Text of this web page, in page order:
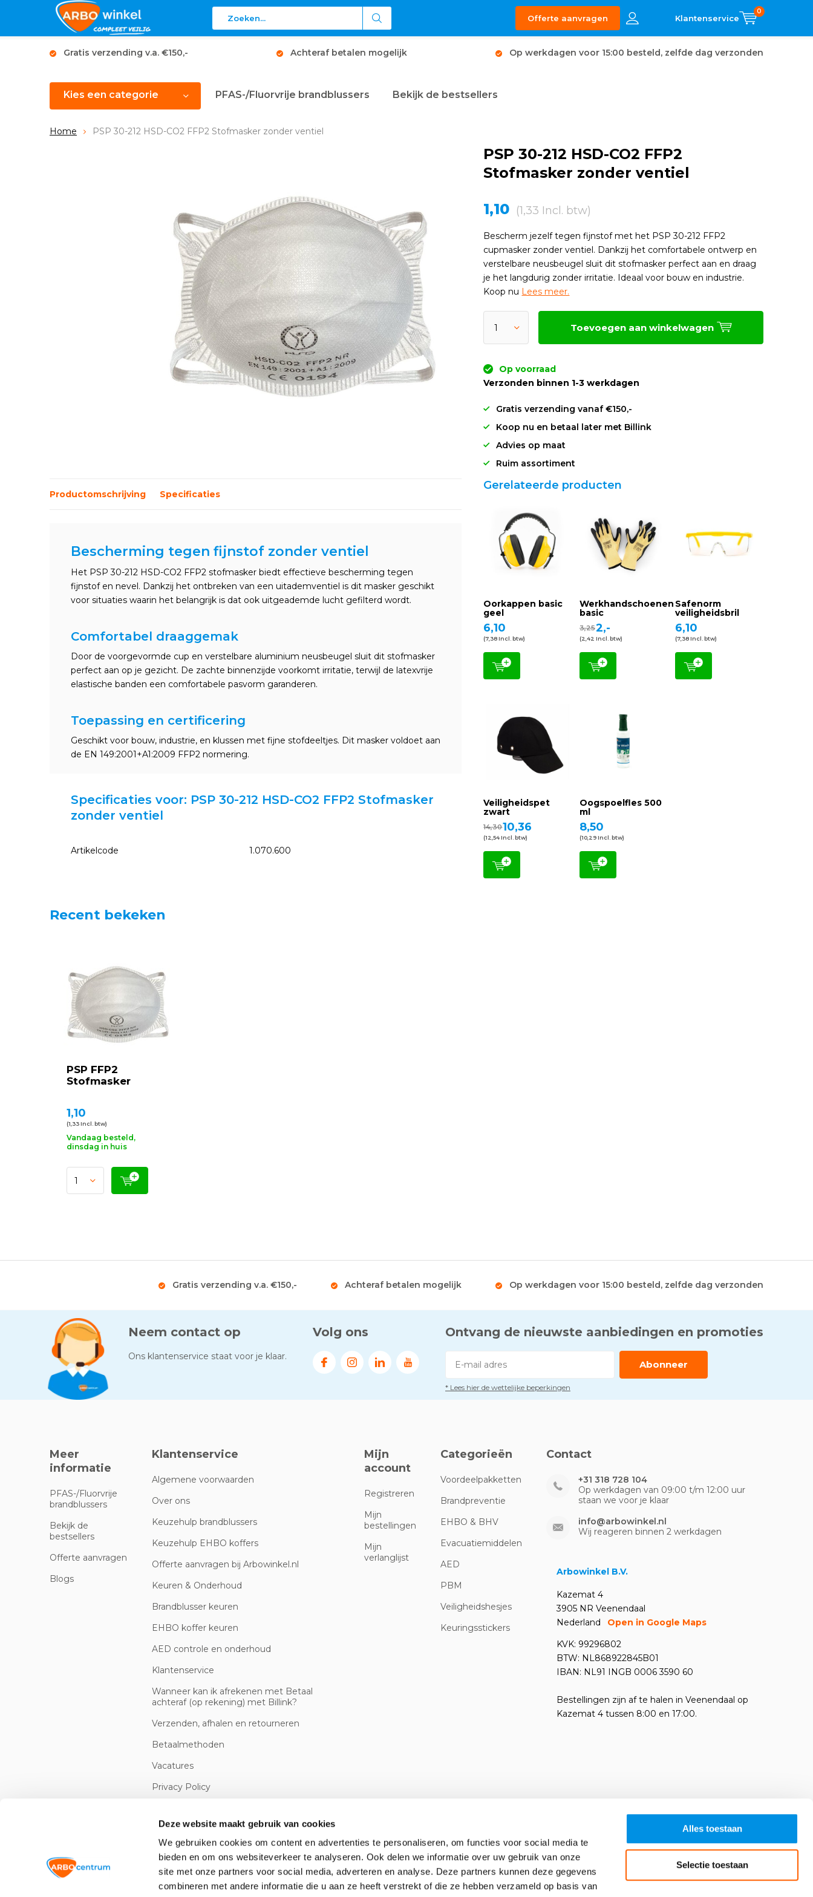
Deze website maakt gebruik van cookies
We gebruiken cookies om content en advertenties te personaliseren, om functies voor social media te
bieden en om ons websiteverkeer te analyseren. Ook delen we informatie over uw gebruik van onze
site met onze partners voor social media, adverteren en analyse. Deze partners kunnen deze gegevens
combineren met andere informatie die u aan ze heeft verstrekt of die ze hebben verzameld op basis van
Alles toestaan
Selectie toestaan
Offerte aanvragen
0
Gratis verzending v.a. €150,- Achteraf betalen mogelijk Op werkdagen voor 15:00 besteld, zelfde dag verzonden
Kies een categorie PFAS-/Fluorvrije brandblussers Bekijk de bestsellers
Home PSP 30-212 HSD-CO2 FFP2 Stofmasker zonder ventiel
PSP 30-212 HSD-CO2 FFP2
Stofmasker zonder ventiel
1,10 (1,33 Incl. btw)
Bescherm jezelf tegen fijnstof met het PSP 30-212 FFP2
cupmasker zonder ventiel. Dankzij het comfortabele ontwerp en
verstelbare neusbeugel sluit dit stofmasker perfect aan en draag
je het langdurig zonder irritatie. Ideaal voor bouw en industrie.
Koop nu Lees meer.
Toevoegen aan winkelwagen
Op voorraad
Verzonden binnen 1-3 werkdagen
Gratis verzending vanaf €150,-
Koop nu en betaal later met Billink
Advies op maat
Ruim assortiment
Productomschrijving Specificaties
Bescherming tegen fijnstof zonder ventiel
Het PSP 30-212 HSD-CO2 FFP2 stofmasker biedt effectieve bescherming tegen
fijnstof en nevel. Dankzij het ontbreken van een uitademventiel is dit masker geschikt
voor situaties waarin het belangrijk is dat ook uitgeademde lucht gefilterd wordt.
Comfortabel draaggemak
Door de voorgevormde cup en verstelbare aluminium neusbeugel sluit dit stofmasker
perfect aan op je gezicht. De zachte binnenzijde voorkomt irritatie, terwijl de latexvrije
elastische banden een comfortabele pasvorm garanderen.
Toepassing en certificering
Geschikt voor bouw, industrie, en klussen met fijne stofdeeltjes. Dit masker voldoet aan
de EN 149:2001+A1:2009 FFP2 normering.
Specificaties voor: PSP 30-212 HSD-CO2 FFP2 Stofmasker
zonder ventiel
Artikelcode 1.070.600
Gerelateerde producten
Oorkappen basic
geel
6,10
(7,38 Incl. btw)
Werkhandschoenen
basic
3,252,-
(2,42 Incl. btw)
Safenorm
veiligheidsbril
6,10
(7,38 Incl. btw)
Veiligheidspet
zwart
14,3010,36
(12,54 Incl. btw)
Oogspoelfles 500
ml
8,50
(10,29 Incl. btw)
Recent bekeken
PSP FFP2
Stofmasker
1,10
(1,33 Incl. btw)
Vandaag besteld,
dinsdag in huis
Gratis verzending v.a. €150,- Achteraf betalen mogelijk Op werkdagen voor 15:00 besteld, zelfde dag verzonden
Neem contact op
Ons klantenservice staat voor je klaar.
Volg ons Ontvang de nieuwste aanbiedingen en promoties
Abonneer
* Lees hier de wettelijke beperkingen
Meer
informatie
PFAS-/Fluorvrije
brandblussers
Bekijk de
bestsellers
Offerte aanvragen
Blogs
Klantenservice
Algemene voorwaarden
Over ons
Keuzehulp brandblussers
Keuzehulp EHBO koffers
Offerte aanvragen bij Arbowinkel.nl
Keuren & Onderhoud
Brandblusser keuren
EHBO koffer keuren
AED controle en onderhoud
Klantenservice
Wanneer kan ik afrekenen met Betaal
achteraf (op rekening) met Billink?
Verzenden, afhalen en retourneren
Betaalmethoden
Vacatures
Privacy Policy
Mijn
account
Registreren
Mijn
bestellingen
Mijn
verlanglijst
Categorieën
Voordeelpakketten
Brandpreventie
EHBO & BHV
Evacuatiemiddelen
AED
PBM
Veiligheidshesjes
Keuringsstickers
Contact
+31 318 728 104
Op werkdagen van 09:00 t/m 12:00 uur
staan we voor je klaar
info@arbowinkel.nl
Wij reageren binnen 2 werkdagen
Arbowinkel B.V.
Kazemat 4
3905 NR Veenendaal
Nederland
Open in Google Maps
KVK: 99296802
BTW: NL868922845B01
IBAN: NL91 INGB 0006 3590 60
Bestellingen zijn af te halen in Veenendaal op
Kazemat 4 tussen 8:00 en 17:00.